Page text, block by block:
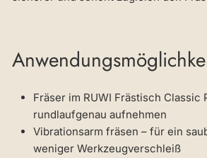
Fräser im RUWI Frästisch Classic
rundlaufgenau aufnehmen
Vibrationsarm fräsen – für ein
weniger Werkzeugverschleiß